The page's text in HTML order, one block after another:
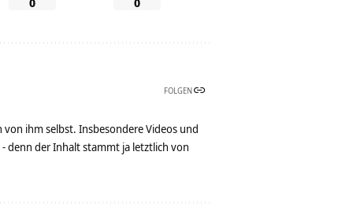
FOLGEN
ihm selbst. Insbesondere Videos und
denn der Inhalt stammt ja letztlich von